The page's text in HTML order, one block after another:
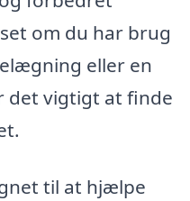
om du har brug
eller en
det vigtigt at finde
til at hjælpe